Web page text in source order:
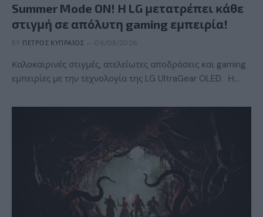
Summer Mode ON! Η LG μετατρέπει κάθε
στιγμή σε απόλυτη gaming εμπειρία!
BY ΠΈΤΡΟΣ ΚΥΠΡΑΊΟΣ 06/08/2026
Καλοκαιρινές στιγμές, ατελείωτες αποδράσεις και gaming
εμπειρίες με την τεχνολογία της LG UltraGear OLED. Η…